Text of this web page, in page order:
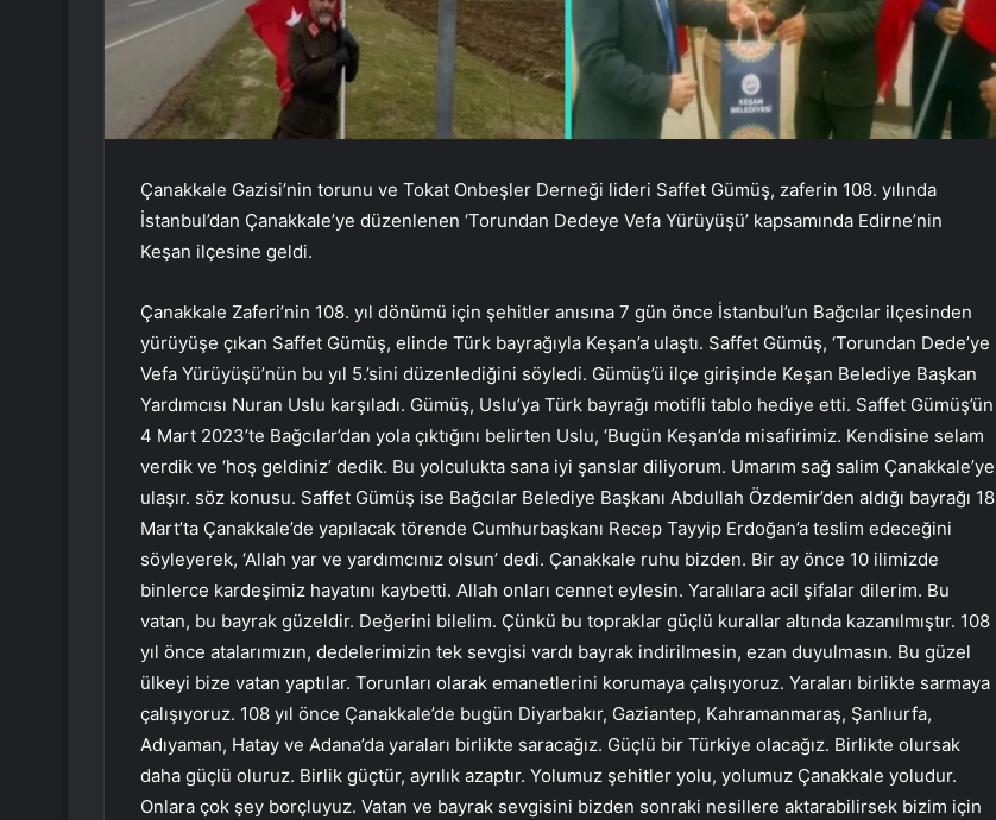
Çanakkale Gazisi’nin torunu ve Tokat Onbeşler Derneği lideri Saffet Gümüş, zaferin 108. yılında
İstanbul’dan Çanakkale’ye düzenlenen ‘Torundan Dedeye Vefa Yürüyüşü’ kapsamında Edirne’nin
Keşan ilçesine geldi.
Çanakkale Zaferi’nin 108. yıl dönümü için şehitler anısına 7 gün önce İstanbul’un Bağcılar ilçesinden
yürüyüşe çıkan Saffet Gümüş, elinde Türk bayrağıyla Keşan’a ulaştı. Saffet Gümüş, ‘Torundan Dede’ye
Vefa Yürüyüşü’nün bu yıl 5.’sini düzenlediğini söyledi. Gümüş’ü ilçe girişinde Keşan Belediye Başkan
Yardımcısı Nuran Uslu karşıladı. Gümüş, Uslu’ya Türk bayrağı motifli tablo hediye etti. Saffet Gümüş’ün
4 Mart 2023’te Bağcılar’dan yola çıktığını belirten Uslu, ‘Bugün Keşan’da misafirimiz. Kendisine selam
verdik ve ‘hoş geldiniz’ dedik. Bu yolculukta sana iyi şanslar diliyorum. Umarım sağ salim Çanakkale’ye
ulaşır. söz konusu. Saffet Gümüş ise Bağcılar Belediye Başkanı Abdullah Özdemir’den aldığı bayrağı 18
Mart’ta Çanakkale’de yapılacak törende Cumhurbaşkanı Recep Tayyip Erdoğan’a teslim edeceğini
söyleyerek, ‘Allah yar ve yardımcınız olsun’ dedi. Çanakkale ruhu bizden. Bir ay önce 10 ilimizde
binlerce kardeşimiz hayatını kaybetti. Allah onları cennet eylesin. Yaralılara acil şifalar dilerim. Bu
vatan, bu bayrak güzeldir. Değerini bilelim. Çünkü bu topraklar güçlü kurallar altında kazanılmıştır. 108
yıl önce atalarımızın, dedelerimizin tek sevgisi vardı bayrak indirilmesin, ezan duyulmasın. Bu güzel
ülkeyi bize vatan yaptılar. Torunları olarak emanetlerini korumaya çalışıyoruz. Yaraları birlikte sarmaya
çalışıyoruz. 108 yıl önce Çanakkale’de bugün Diyarbakır, Gaziantep, Kahramanmaraş, Şanlıurfa,
Adıyaman, Hatay ve Adana’da yaraları birlikte saracağız. Güçlü bir Türkiye olacağız. Birlikte olursak
daha güçlü oluruz. Birlik güçtür, ayrılık azaptır. Yolumuz şehitler yolu, yolumuz Çanakkale yoludur.
Onlara çok şey borçluyuz. Vatan ve bayrak sevgisini bizden sonraki nesillere aktarabilirsek bizim için